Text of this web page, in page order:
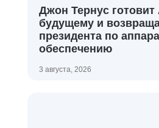
Джон Тернус готовит
будущему и
президента по
обеспечению
3 августа, 2026